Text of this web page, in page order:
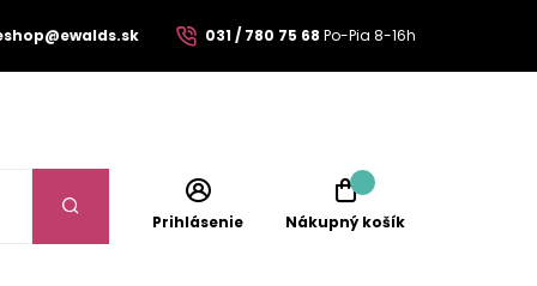
031 / 780 75 68 Po-Pia 8-16h
Prihlásenie Nákupný košík